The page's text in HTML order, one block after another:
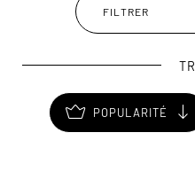
de Gdansk, la Maison
Notre-Dame pour son
FILTRER
POPULARITÉ